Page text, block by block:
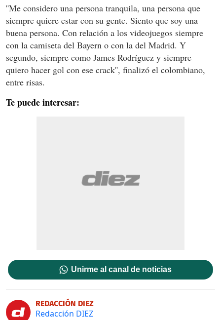
''Me considero una persona tranquila, una persona que
siempre quiere estar con su gente. Siento que soy una
buena persona. Con relación a los videojuegos siempre
con la camiseta del Bayern o con la del Madrid. Y
segundo, siempre como James Rodríguez y siempre
quiero hacer gol con ese crack'', finalizó el colombiano,
entre risas.
Te puede interesar:
Unirme al canal de noticias
REDACCIÓN DIEZ
Redacción DIEZ